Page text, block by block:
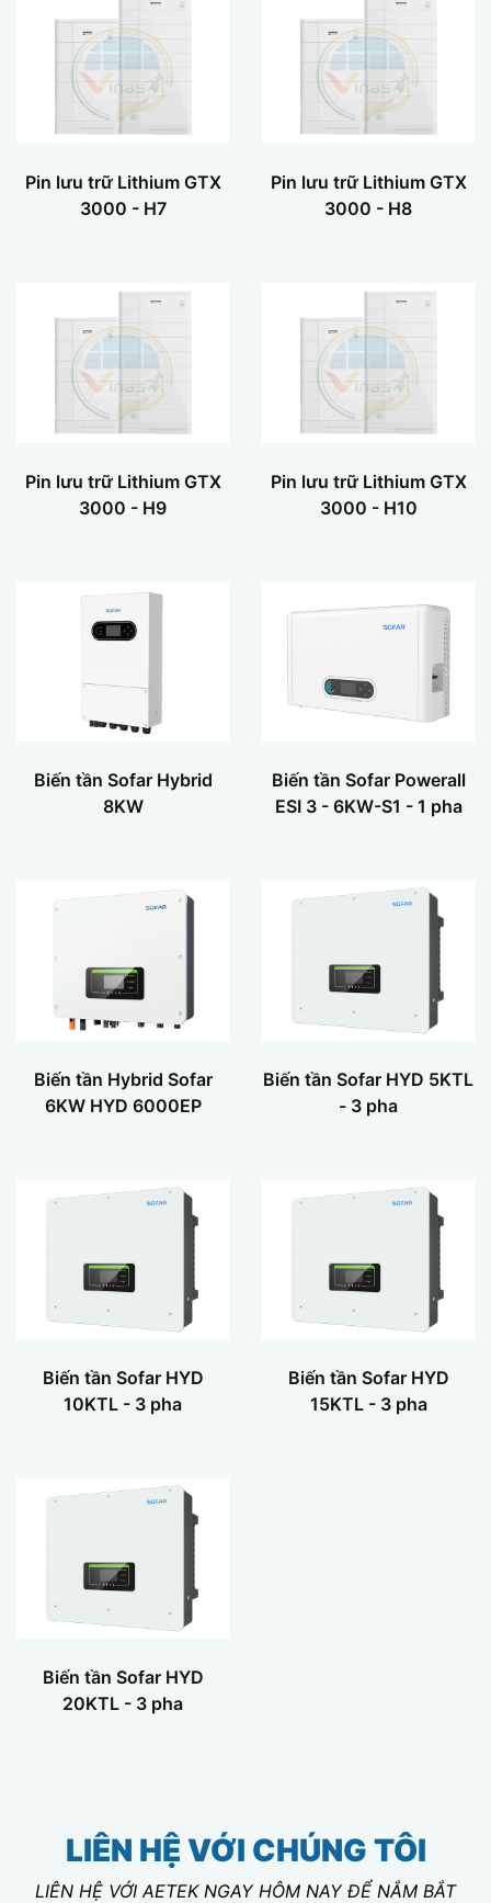
Pin lưu trữ Lithium GTX
3000 - H7
Pin lưu trữ Lithium GTX
3000 - H8
Pin lưu trữ Lithium GTX
3000 - H9
Pin lưu trữ Lithium GTX
3000 - H10
Biến tần Sofar Hybrid
8KW
Biến tần Sofar Powerall
ESI 3 - 6KW-S1 - 1 pha
Biến tần Hybrid Sofar
6KW HYD 6000EP
Biến tần Sofar HYD 5KTL
- 3 pha
Biến tần Sofar HYD
10KTL - 3 pha
Biến tần Sofar HYD
15KTL - 3 pha
Biến tần Sofar HYD
20KTL - 3 pha
LIÊN HỆ VỚI CHÚNG TÔI
LIÊN HỆ VỚI AETEK NGAY HÔM NAY ĐỂ NẮM BẮT